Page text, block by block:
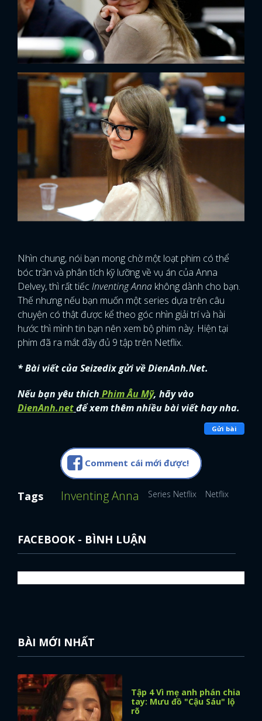
FACEBOOK GOOGLE
Nhìn chung, nói bạn mong chờ một loạt phim có thể
bóc trần và phân tích kỹ lưỡng về vụ án của Anna
Delvey, thì rất tiếcInventing Anna không dành cho bạn.
Thế nhưng nếu bạn muốn một series dựa trên câu
chuyện có thật được kể theo góc nhìn giải trí và hài
hước thì mình tin bạn nên xem bộ phim này. Hiện tại
phim đã ra mắt đầy đủ 9 tập trên Netflix.
* Bài viết của Seizedix gửi về DienAnh.Net.
Nếu bạn yêu thích Phim Âu Mỹ, hãy vào
DienAnh.netđể xem thêm nhiều bài viết hay nha.
Gửi bài
Comment cái mới được!
Tags Inventing Anna Series Netflix Netflix
FACEBOOK - BÌNH LUẬN
BÀI MỚI NHẤT
Tập 4 Vì mẹ anh phán chia
tay: Mưu đồ "Cậu Sáu" lộ
rõ